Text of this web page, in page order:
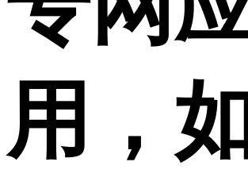
用，